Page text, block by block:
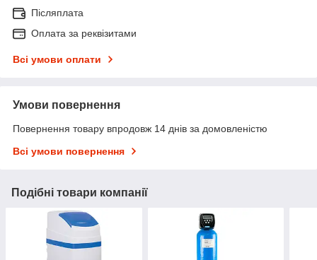
Післяплата
Оплата за реквізитами
Всі умови оплати
Умови повернення
Повернення товару впродовж 14 днів за домовленістю
Всі умови повернення
Подібні товари компанії